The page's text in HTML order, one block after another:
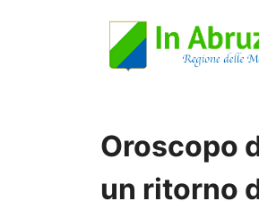
Oroscopo
un ritorno